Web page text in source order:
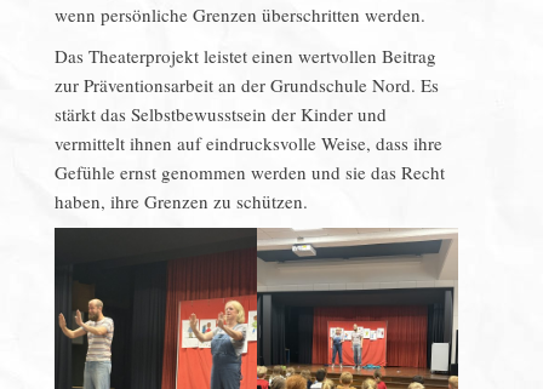
wenn persönliche Grenzen überschritten werden.
Das Theaterprojekt leistet einen wertvollen Beitrag
zur Präventionsarbeit an der Grundschule Nord. Es
stärkt das Selbstbewusstsein der Kinder und
vermittelt ihnen auf eindrucksvolle Weise, dass ihre
Gefühle ernst genommen werden und sie das Recht
haben, ihre Grenzen zu schützen.